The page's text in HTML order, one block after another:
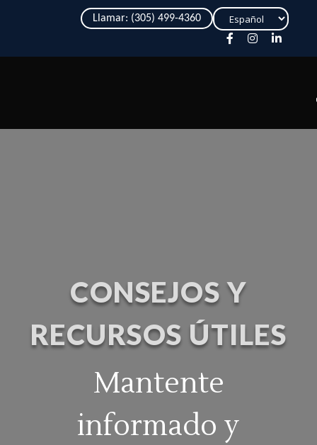
Llamar: (305) 499-4360
Elegir
un
idioma
CONSEJOS Y
RECURSOS ÚTILES
Mantente
informado y